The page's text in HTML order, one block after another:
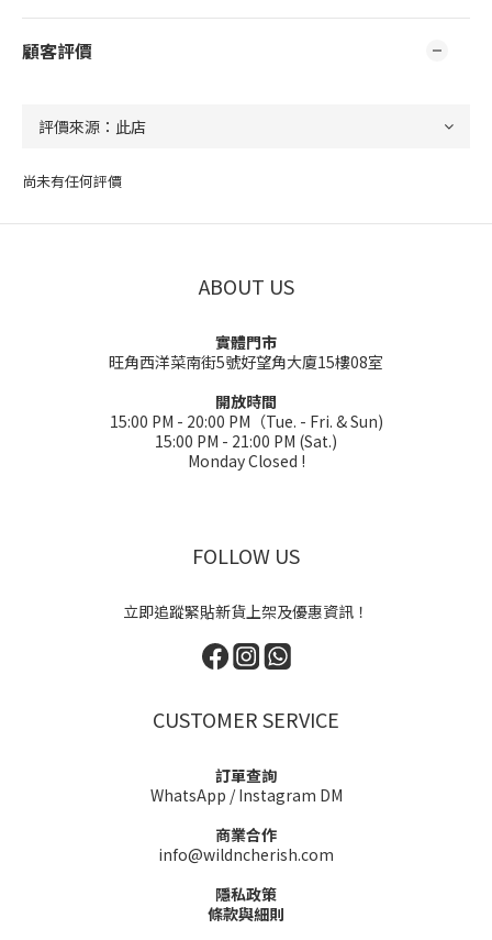
顧客評價
尚未有任何評價
ABOUT US
實體門市
旺角西洋菜南街5號好望角大廈15樓08室
開放時間
15:00 PM - 20:00 PM（Tue. - Fri. & Sun)
15:00 PM - 21:00 PM (Sat.)
Monday Closed !
FOLLOW US
立即追蹤緊貼新貨上架及優惠資訊！
CUSTOMER SERVICE
訂單查詢
WhatsApp /Instagram DM
商業合作
info@wildncherish.com
隱私政策
條款與細則